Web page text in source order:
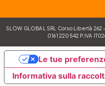
SLOW GLOBAL SRL Corso Libertà 262
0161 220542 P.IVA
Informativa sulla
Le tue